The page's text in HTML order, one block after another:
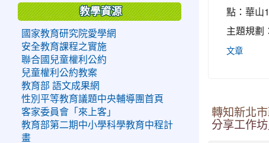
點：華山
主題規劃
文章
轉知新北
分享工作坊
教學資源
國家教育研究院愛學網
安全教育課程之實施
聯合國兒童權利公約
兒童權利公約教案
教育部 語文成果網
性別平等教育議題中央輔導團首頁
客家委員會「來上客」
教育部第二期中小學科學教育中程計
畫